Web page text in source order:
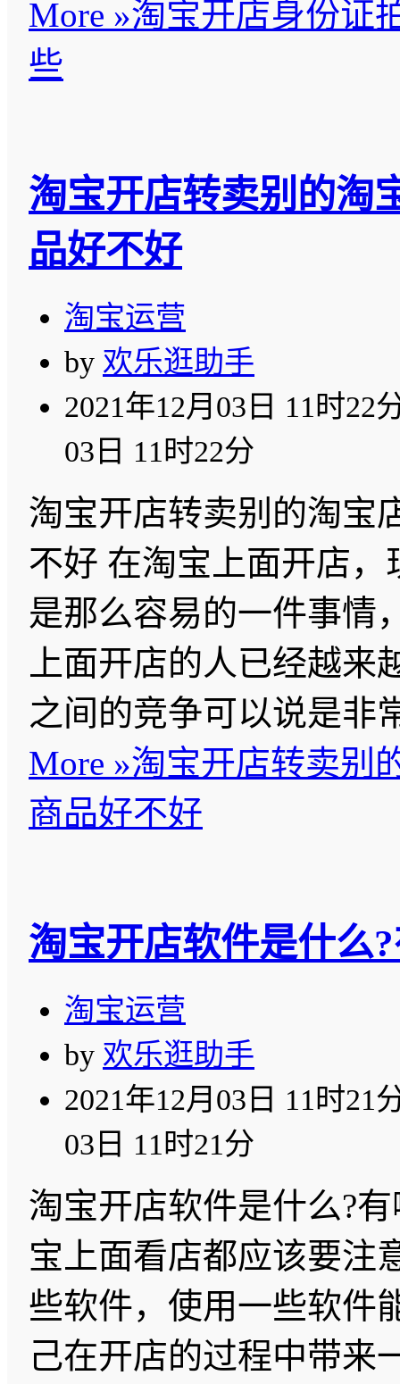
More »淘宝开店身份证
些
淘宝开店转卖别的淘
品好不好
淘宝运营
by 欢乐逛助手
2021年12月03日 11时22
03日 11时22分
淘宝开店转卖别的淘宝
不好 在淘宝上面开店，
是那么容易的一件事情
上面开店的人已经越来
之间的竞争可以说是
More »淘宝开店转卖别
商品好不好
淘宝开店软件是什么
淘宝运营
by 欢乐逛助手
2021年12月03日 11时21
03日 11时21分
淘宝开店软件是什么?
宝上面看店都应该要注
些软件，使用一些软件
己在开店的过程中带来